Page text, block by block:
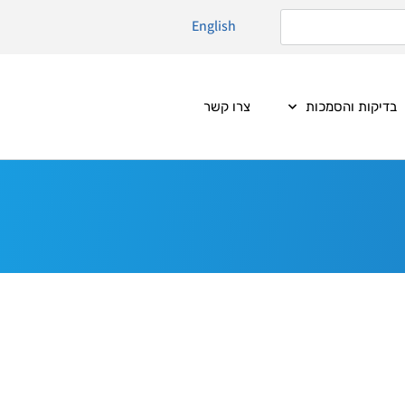
English
בדיקות והסמכות צרו קשר